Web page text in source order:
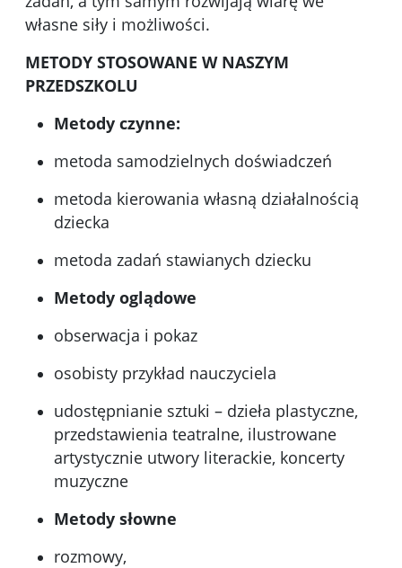
własne siły i możliwości.
METODY STOSOWANE W NASZYM
PRZEDSZKOLU
Metody czynne:
metoda samodzielnych doświadczeń
metoda kierowania własną działalnością
dziecka
metoda zadań stawianych dziecku
Metody oglądowe
obserwacja i pokaz
osobisty przykład nauczyciela
udostępnianie sztuki – dzieła plastyczne,
przedstawienia teatralne, ilustrowane
artystycznie utwory literackie, koncerty
muzyczne
Metody słowne
rozmowy,